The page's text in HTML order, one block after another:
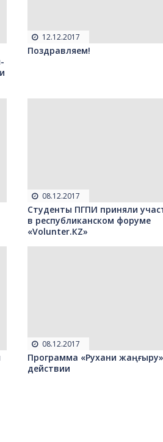
12.12.2017
Поздравляем!
08.12.2017
Студенты ПГПИ приняли
в республиканском форуме
«Volunter.КZ»
08.12.2017
Программа «Рухани
действии